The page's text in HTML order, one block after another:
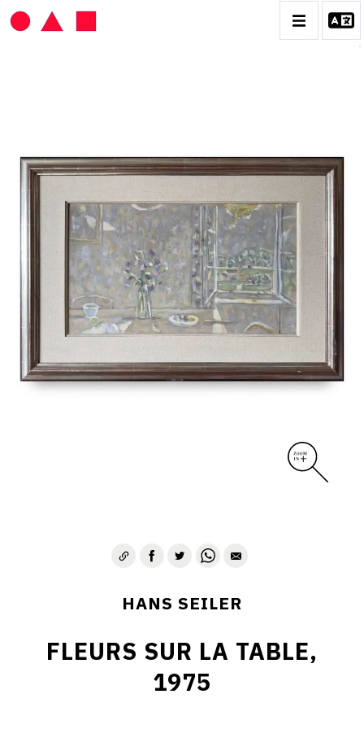
CATALOGUE DES OEUVRES
VOL. 1 : LES PEINTURES
VOL. 2 : LES GOUACHES
VOL. 3 : CRAYONS DE COULEUR ET FUSAINS
CONTACT
HANS SEILER
FLEURS SUR LA TABLE,
1975